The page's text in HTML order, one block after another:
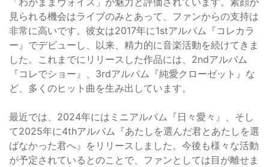
見られる機会はライブのみとあって、ファンからの支持は
非常に高いです。彼女は2017年に1stアルバム『コレカラ
ー』でデビューし、以来、精力的に音楽活動を続けてきま
した。これまでにリリースした作品には、2ndアルバム
『コレでショー』、3rdアルバム『純愛クローゼット』な
ど、多くのヒット曲を生み出しています。
最近では、2024年にはミニアルバム『日々愛々』、そし
て2025年に4thアルバム『あたしを選んだ君とあたしを選
ばなかった君へ』をリリースしました。今後も様々な活動
が予定されているとのことで、ファンとしては目が離せま